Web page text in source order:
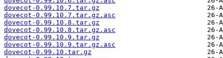
dovecot-0.99.10.7.tar.gz
dovecot-0.99.10.7.tar.gz.asc
dovecot-0.99.10.8.tar.gz
dovecot-0.99.10.8.tar.gz.asc
dovecot-0.99.10.9.tar.gz
dovecot-0.99.10.9.tar.gz.asc
dovecot-0.99.10.tar.gz